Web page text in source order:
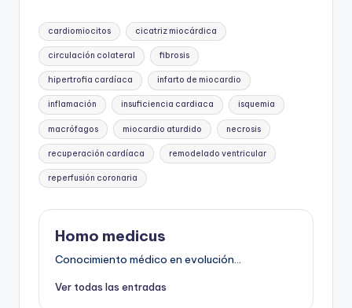
Etiquetas:
cardiomiocitos cicatriz miocárdica
circulación colateral fibrosis
hipertrofia cardíaca infarto de miocardio
inflamación insuficiencia cardiaca isquemia
macrófagos miocardio aturdido necrosis
recuperación cardíaca remodelado ventricular
reperfusión coronaria
Homo medicus
Conocimiento médico en evolución...
Ver todas las entradas